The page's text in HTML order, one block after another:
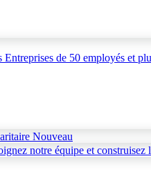
Entreprises de 50 employés et
Nouveau
notre équipe et construisez